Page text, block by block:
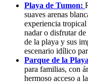
Playa de Tumon:
suaves arenas
experiencia
nadar o disfrutar
de la playa y sus
escenario idílico
Parque de la
para familias, con
hermoso acceso a